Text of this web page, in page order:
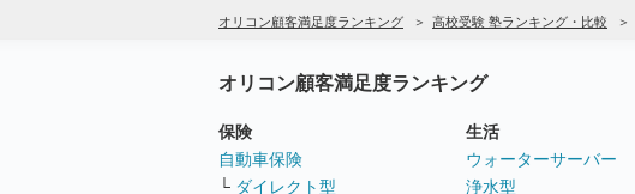
オリコン顧客満足度ランキング 高校受験 塾ランキング・比較
オリコン顧客満足度ランキング
保険
自動車保険
└ ダイレクト型
生活
ウォーターサーバー
浄水型